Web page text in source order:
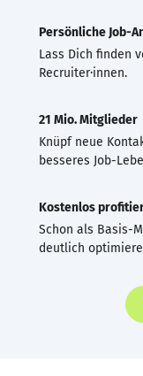
Persönliche Job-
Lass Dich finden
Recruiter·innen.
21 Mio. Mitglieder
Knüpf neue
besseres Job-
Kostenlos
Schon als Basis-
deutlich